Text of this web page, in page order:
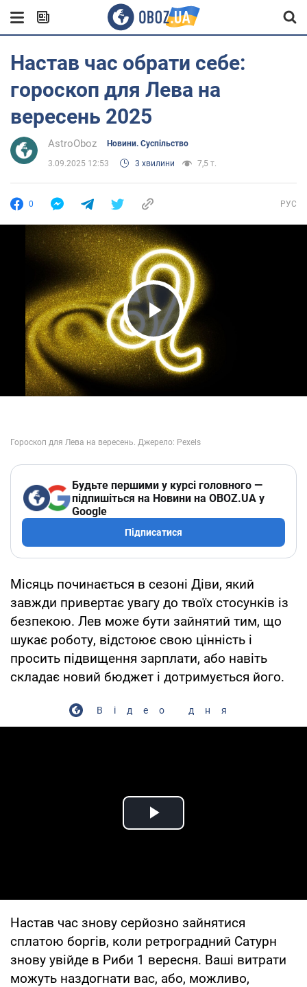
Настав час обрати себе:
гороскоп для Лева на
вересень 2025
AstroOboz Новини. Суспільство
3.09.2025 12:53 3 хвилини 7,5 т.
0 РУС
Play Video
Будьте першими у курсі головного —
підпишіться на Новини на OBOZ.UA у
Google
Підписатися
Місяць починається в сезоні Діви, який
завжди привертає увагу до твоїх стосунків із
безпекою. Лев може бути зайнятий тим, що
шукає роботу, відстоює свою цінність і
просить підвищення зарплати, або навіть
складає новий бюджет і дотримується його.
Відео дня
Play Video
Настав час знову серйозно зайнятися
сплатою боргів, коли ретроградний Сатурн
знову увійде в Риби 1 вересня. Ваші витрати
можуть наздогнати вас, або, можливо,